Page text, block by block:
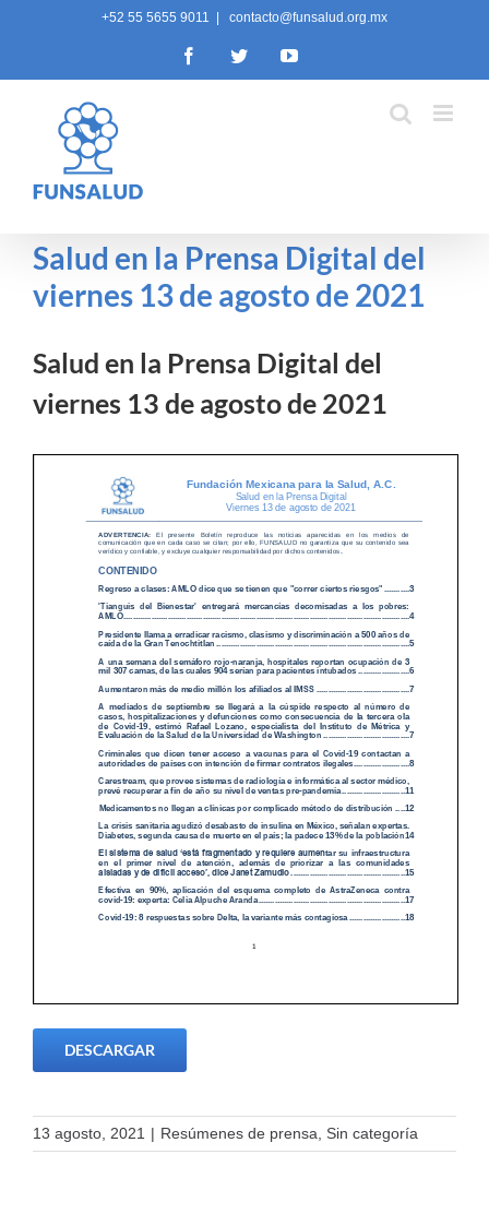
+52 55 5655 9011 contacto@funsalud.org.mx
FacebookTwitterYouTube
Salud en la Prensa Digital del
viernes 13 de agosto de 2021
Salud en la Prensa Digital del
viernes 13 de agosto de 2021
DESCARGAR
13 agosto, 2021 | Resúmenes de prensa, Sin categoría